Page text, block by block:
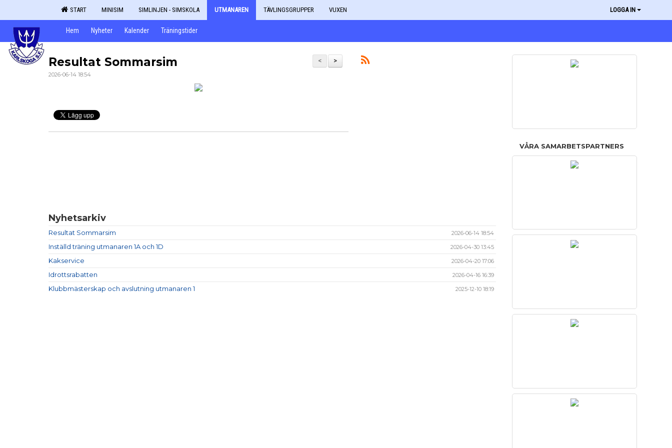
START MINISIM SIMLINJEN - SIMSKOLA UTMANAREN TÄVLINGSGRUPPER VUXEN LOGGA IN
Hem Nyheter Kalender Träningstider
>
<
Resultat Sommarsim
2026-06-14 18:54
Nyhetsarkiv
Resultat Sommarsim 2026-06-14 18:54
Inställd träning utmanaren 1A och 1D 2026-04-30 13:45
Kakservice 2026-04-20 17:06
Idrottsrabatten 2026-04-16 16:39
Klubbmästerskap och avslutning utmanaren 1 2025-12-10 18:19
VÅRA SAMARBETSPARTNERS